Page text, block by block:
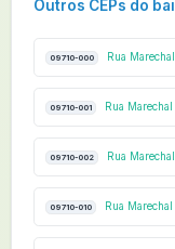
Outros CEPs do
09710-000 Rua
09710-001 Rua
09710-002 Rua
09710-010 Rua